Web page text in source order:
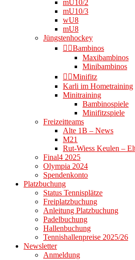
mU10/2
mU10/3
wU8
mU8
Jüngstenhockey
👉🏻Bambinos
Maxibambinos
Minibambinos
👉🏻Minifitz
Karli im Hometraining
Minitraining
Bambinospiele
Minifitzspiele
Freizeitteams
Alte 1B – News
M21
Rut-Wiess Keulen –
Final4 2025
Olympia 2024
Spendenkonto
Platzbuchung
Status Tennisplätze
Freiplatzbuchung
Anleitung Platzbuchung
Padelbuchung
Hallenbuchung
Tennishallenpreise 2025/26
Newsletter
Anmeldung